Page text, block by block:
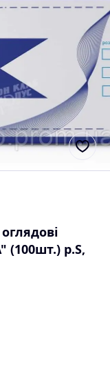
(100шт.) р.S,